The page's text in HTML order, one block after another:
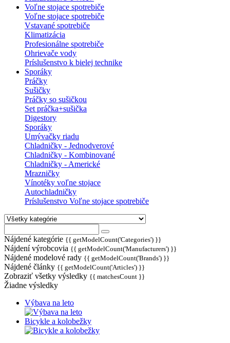
Voľne stojace spotrebiče
Voľne stojace spotrebiče
Vstavané spotrebiče
Klimatizácia
Profesionálne spotrebiče
Ohrievače vody
Príslušenstvo k bielej technike
Sporáky
Práčky
Sušičky
Práčky so sušičkou
Set práčka+sušička
Digestory
Sporáky
Umývačky riadu
Chladničky - Jednodverové
Chladničky - Kombinované
Chladničky - Americké
Mrazničky
Vínotéky voľne stojace
Autochladničky
Príslušenstvo Voľne stojace spotrebiče
Nájdené kategórie {{ getModelCount('Categories') }}
Nájdení výrobcovia {{ getModelCount('Manufacturers') }}
Nájdené modelové rady {{ getModelCount('Brands') }}
Nájdené články {{ getModelCount('Articles') }}
Zobraziť všetky výsledky {{ matchesCount }}
Žiadne výsledky
Výbava na leto
Bicykle a kolobežky